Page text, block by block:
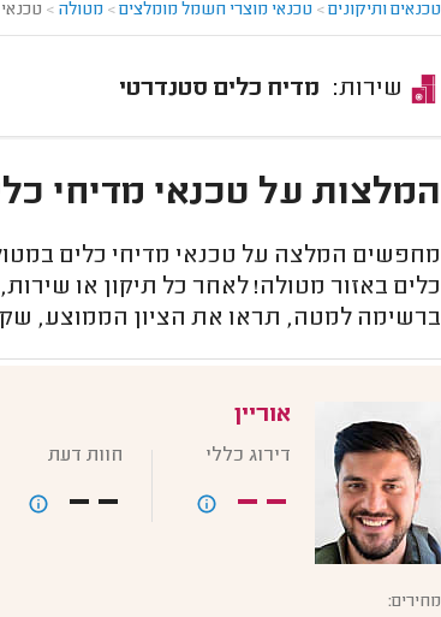
טכנאים ותיקונים> טכנאי מוצרי חשמל מומלצים> מטולה >
מדיח כלים סטנדרטי
המלצות על טכנאי מדיחי
מחפשים המלצה על טכנאי מדיחי כלים
כלים באזור מטולה! לאחר כל תיקון או
ברשימה למטה, תראו את הציון הממוצע,
אוריין
דירוג כללי
--
חוות דעת
--
מחירים: